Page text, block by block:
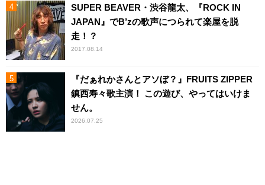
SUPER BEAVER・渋谷龍太、『ROCK IN
JAPAN』でB’zの歌声につられて楽屋を脱
走！？
2017.08.14
『だぁれかさんとアソぼ？』FRUITS ZIPPER
鎮西寿々歌主演！ この遊び、やってはいけま
せん。
2026.07.25